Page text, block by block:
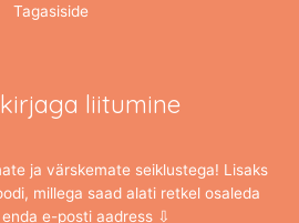
Tagasiside
liitumine
ja värskemate seiklustega! Lisaks
millega saad alati retkel osaleda
e-posti aadress ⇩